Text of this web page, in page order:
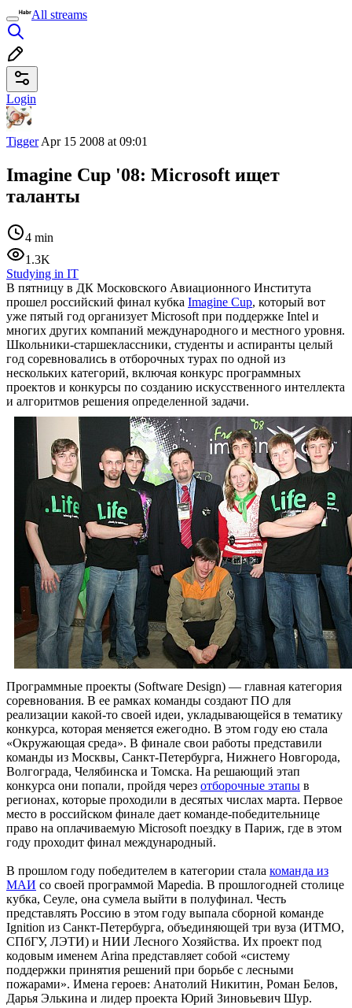
All streams
Login
TiggerApr 15 2008 at 09:01
Imagine Cup '08: Microsoft ищет
таланты
4 min
1.3K
Studying in IT
В пятницу в ДК Московского Авиационного Института
прошел российский финал кубка Imagine Cup, который вот
уже пятый год организует Microsoft при поддержке Intel и
многих других компаний международного и местного уровня.
Школьники-старшеклассники, студенты и аспиранты целый
год соревновались в отборочных турах по одной из
нескольких категорий, включая конкурс программных
проектов и конкурсы по созданию искусственного интеллекта
и алгоритмов решения определенной задачи.
Программные проекты (Software Design) — главная категория
соревнования. В ее рамках команды создают ПО для
реализации какой-то своей идеи, укладывающейся в тематику
конкурса, которая меняется ежегодно. В этом году ею стала
«Окружающая среда». В финале свои работы представили
команды из Москвы, Санкт-Петербурга, Нижнего Новгорода,
Волгограда, Челябинска и Томска. На решающий этап
конкурса они попали, пройдя через отборочные этапы в
регионах, которые проходили в десятых числах марта. Первое
место в российском финале дает команде-победительнице
право на оплачиваемую Microsoft поездку в Париж, где в этом
году проходит финал международный.
В прошлом году победителем в категории стала команда из
МАИ со своей программой Mapedia. В прошлогодней столице
кубка, Сеуле, она сумела выйти в полуфинал. Честь
представлять Россию в этом году выпала сборной команде
Ignition из Санкт-Петербурга, объединяющей три вуза (ИТМО,
СПбГУ, ЛЭТИ) и НИИ Лесного Хозяйства. Их проект под
кодовым именем Arina представляет собой «систему
поддержки принятия решений при борьбе с лесными
пожарами». Имена героев: Анатолий Никитин, Роман Белов,
Дарья Элькина и лидер проекта Юрий Зиновьевич Шур.